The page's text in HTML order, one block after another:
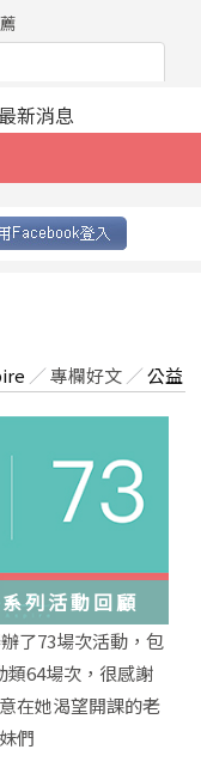
最新消息
／專欄好文 ／公益
列活動回顧
了73場次活動，包
類64場次，很感謝
在她渴望開課的老
們